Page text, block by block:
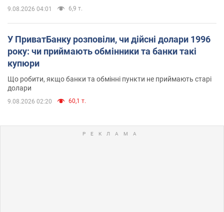
9.08.2026 04:01 6,9 т.
У ПриватБанку розповіли, чи дійсні долари 1996
року: чи приймають обмінники та банки такі
купюри
Що робити, якщо банки та обмінні пункти не приймають старі
долари
9.08.2026 02:20 60,1 т.